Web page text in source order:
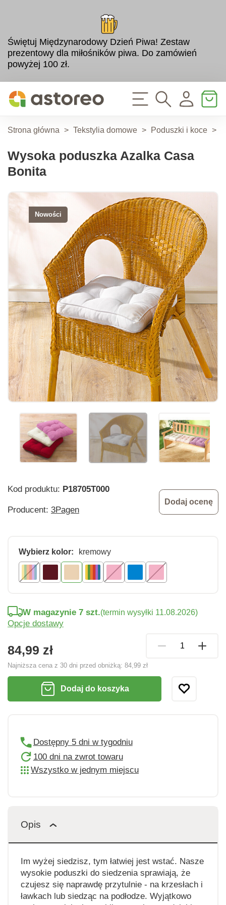
Świętuj Międzynarodowy Dzień Piwa! Zestaw
prezentowy dla miłośników piwa. Do zamówień
powyżej 100 zł.
Strona główna > Tekstylia domowe > Poduszki i koce >
Wysoka poduszka Azalka Casa
Bonita
Nowości
Kod produktu: P18705T000
Producent: 3Pagen
Dodaj ocenę
Wybierz kolor: kremowy
84,99 zł
Najniższa cena z 30 dni przed obniżką: 84,99 zł
W magazynie 7 szt.(termin wysyłki 11.08.2026)
Opcje dostawy
Dodaj do koszyka
Dostępny 5 dni w tygodniu
100 dni na zwrot towaru
Wszystko w jednym miejscu
Opis
Im wyżej siedzisz, tym łatwiej jest wstać. Nasze
wysokie poduszki do siedzenia sprawiają, że
czujesz się naprawdę przytulnie - na krzesłach i
ławkach lub siedząc na podłodze. Wyjątkowo